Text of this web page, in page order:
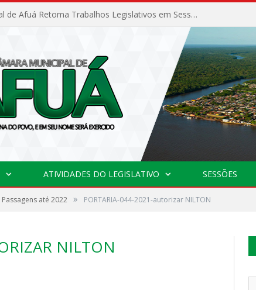
Câmara Municipal de Afuá Retoma Trabalhos Legislativos em Sessão Ordinária
ATIVIDADES DO LEGISLATIVO SESSÕES
até 2022 » PORTARIA-044-2021-autorizar NILTON
NILTON